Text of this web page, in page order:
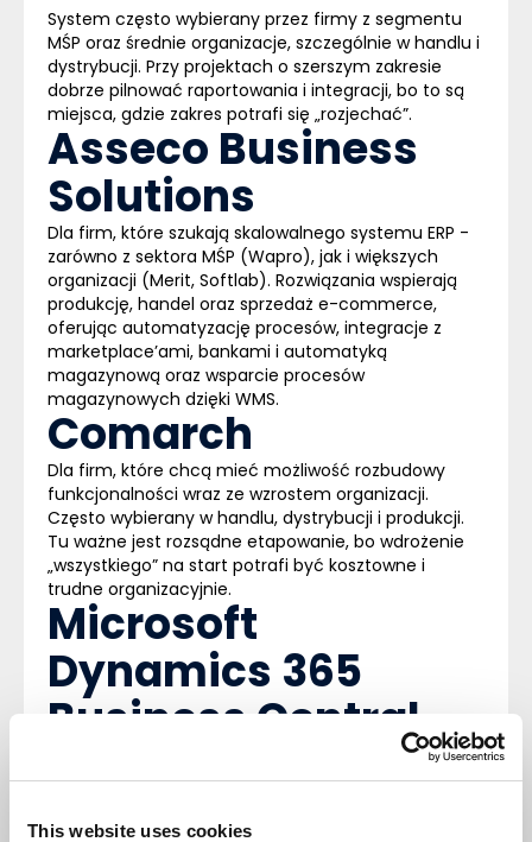
This website uses cookies
System często wybierany przez firmy z segmentu
MŚP oraz średnie organizacje, szczególnie w handlu i
dystrybucji. Przy projektach o szerszym zakresie
dobrze pilnować raportowania i integracji, bo to są
miejsca, gdzie zakres potrafi się „rozjechać”.
Asseco Business
Solutions
Dla firm, które szukają skalowalnego systemu ERP -
zarówno z sektora MŚP (Wapro), jak i większych
organizacji (Merit, Softlab). Rozwiązania wspierają
produkcję, handel oraz sprzedaż e-commerce,
oferując automatyzację procesów, integracje z
marketplace’ami, bankami i automatyką
magazynową oraz wsparcie procesów
magazynowych dzięki WMS.
Comarch
Dla firm, które chcą mieć możliwość rozbudowy
funkcjonalności wraz ze wzrostem organizacji.
Często wybierany w handlu, dystrybucji i produkcji.
Tu ważne jest rozsądne etapowanie, bo wdrożenie
„wszystkiego” na start potrafi być kosztowne i
trudne organizacyjnie.
Microsoft
Dynamics 365
Business Central
Popularny wybór dla firm, które rosną i chcą
połączyć ERP z ekosystemem Microsoft. Dobrze
elastyczność i możliwość dalszego rozwoju. Koszty